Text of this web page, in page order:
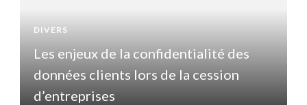
DIVERS
Les enjeux de la confidentialité des
données clients lors de la cession
d’entreprises